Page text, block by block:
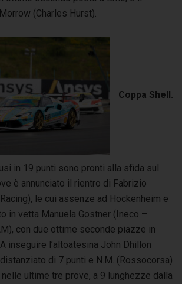
(Charles Hurst).
Coppa Shell.
in 19 punti sono pronti alla sfida sul
è annunciato il rientro di Fabrizio
le cui assenze ad Hockenheim e
in vetta Manuela Gostner (Ineco –
con due ottime seconde piazze in
inseguire l’altoatesina John Dhillon
di 7 punti e N.M. (Rossocorsa)
ultime tre prove, a 9 lunghezze dalla